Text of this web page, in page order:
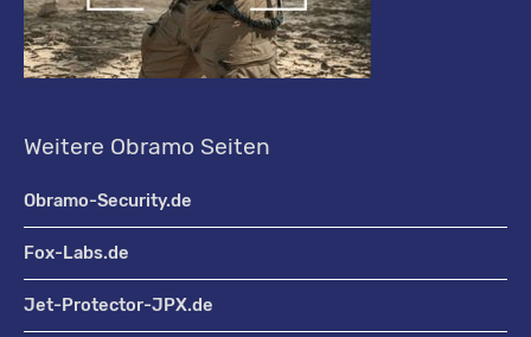
Weitere Obramo Seiten
Obramo-Security.de
Fox-Labs.de
Jet-Protector-JPX.de